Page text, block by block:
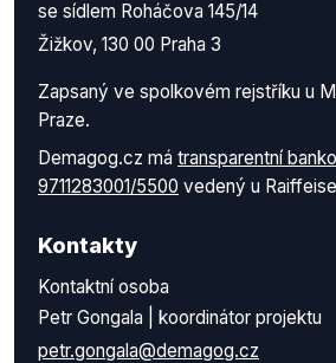
se sídlem Roháčova 145/14
Žižkov, 130 00 Praha 3
Zapsaný ve spolkovém rejstříku u
Praze.
Demagog.cz má transparentní
9711283001/5500 vedený u
Kontakty
Kontaktní osoba
Petr Gongala | koordinátor projektu
petr.gongala@demagog.cz